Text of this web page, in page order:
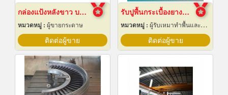
กล่องแป้งหลังขาว บางเลนเกรดA(BL-Aหลังขาว)
หมวดหมู่ : ผู้ขายกระดาษ
ติดต่อผู้ขาย
รับปูพื้นกระเบื้องยางลายไม้
หมวดหมู่ : ผู้รับเหมาทำพื้นและทางเดิน
ติดต่อผู้ขาย